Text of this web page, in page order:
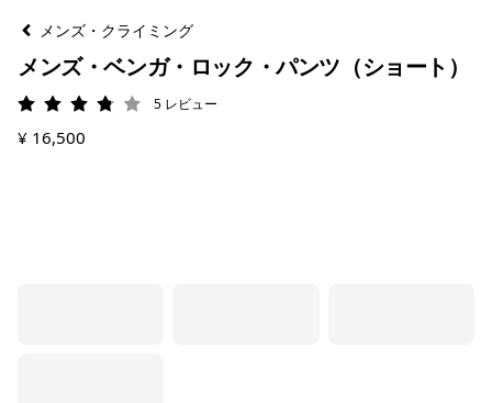
メンズ・クライミング
メンズ・ベンガ・ロック・パンツ（ショート）
評価: 3.8 / 5
5 レビュー
¥ 16,500